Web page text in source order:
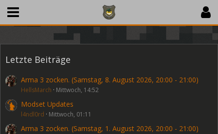
Letzte Beiträge
Arma 3 zocken. (Samstag, 8. August 2026, 20:00 - 21:00)
HellsMarch Mittwoch, 14:52
Modset Updates
l4ndl0rd Mittwoch, 01:11
Arma 3 zocken. (Samstag, 1. August 2026, 20:00 - 21:00)